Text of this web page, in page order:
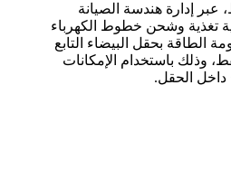
إدارة هندسة الصيانة
تغذية وشحن خطوط الكهرباء
بحقل البيضاء التابع
وذلك باستخدام الإمكانات
داخل الحقل.